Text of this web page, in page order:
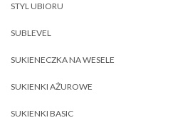
STYL UBIORU
SUBLEVEL
SUKIENECZKA NA WESELE
SUKIENKI AŻUROWE
SUKIENKI BASIC